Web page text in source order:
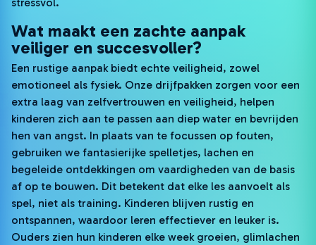
stressvol.
Wat maakt een zachte aanpak
veiliger en succesvoller?
Een rustige aanpak biedt echte veiligheid, zowel
emotioneel als fysiek. Onze drijfpakken zorgen voor een
extra laag van zelfvertrouwen en veiligheid, helpen
kinderen zich aan te passen aan diep water en bevrijden
hen van angst. In plaats van te focussen op fouten,
gebruiken we fantasierijke spelletjes, lachen en
begeleide ontdekkingen om vaardigheden van de basis
af op te bouwen. Dit betekent dat elke les aanvoelt als
spel, niet als training. Kinderen blijven rustig en
ontspannen, waardoor leren effectiever en leuker is.
Ouders zien hun kinderen elke week groeien, glimlachen